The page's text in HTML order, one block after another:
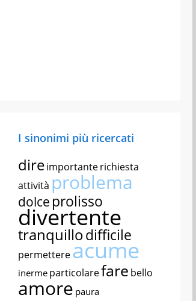
I sinonimi più ricercati
direimportanterichiesta
attività problema
dolce prolisso
divertente
tranquillodifficile
permettereacume
inerme particolarefare bello
amore paura